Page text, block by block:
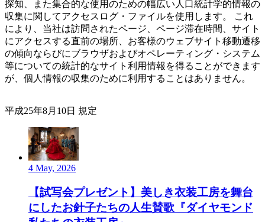
探知、また集合的な使用のための幅広い人口統計学的情報の
収集に関してアクセスログ・ファイルを使用します。 これ
により、当社は訪問されたページ、ページ滞在時間、サイト
にアクセスする直前の場所、お客様のウェブサイト移動遷移
の傾向ならびにブラウザおよびオペレーティング・システム
等についての統計的なサイト利用情報を得ることができます
が、個人情報の収集のために利用することはありません。
平成25年8月10日 規定
4 May, 2026
【試写会プレゼント】美しき衣装工房を舞台
にしたお針子たちの人生賛歌『ダイヤモンド